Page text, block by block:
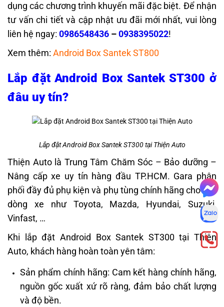
dụng các chương trình khuyến mãi đặc biệt. Để nhận
tư vấn chi tiết và cập nhật ưu đãi mới nhất, vui lòng
liên hệ ngay: 0986548436 –0938395022!
Xem thêm: Android Box Santek ST800
Lắp đặt Android Box Santek ST300 ở
đâu uy tín?
Lắp đặt Android Box Santek ST300 tại Thiện Auto
Thiện Auto là Trung Tâm Chăm Sóc – Bảo dưỡng –
Nâng cấp xe uy tín hàng đầu TP.HCM. Gara phân
phối đầy đủ phụ kiện và phụ tùng chính hãng cho các
dòng xe như Toyota, Mazda, Hyundai, Suzuki,
Vinfast, …
Khi lắp đặt Android Box Santek ST300 tại Thiện
Auto, khách hàng hoàn toàn yên tâm:
Sản phẩm chính hãng: Cam kết hàng chính hãng,
nguồn gốc xuất xứ rõ ràng, đảm bảo chất lượng
và độ bền.